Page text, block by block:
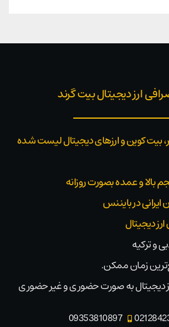
ارز دیجیتال بیت گرند
بیت کوین و ارزهای دیجیتال لیست شده
و عمده بصورت روزانه
ایرانی در بایننس
دیجیتال
و ترکیه
زمان ممکن.
دیجیتال به صورت حضوری و غیر حضوری
09353810897